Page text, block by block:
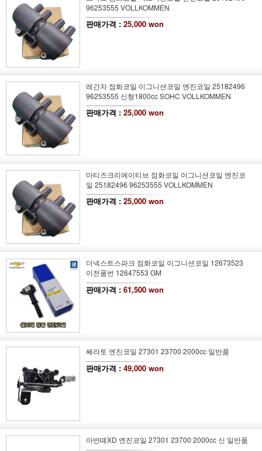
96253555 VOLLKOMMEN
판매가격 : 25,000 won
레간자 점화코일 이그니션코일 엔진코일 25182496
96253555 신형1800cc SOHC VOLLKOMMEN
판매가격 : 25,000 won
마티즈크리에이티브 점화코일 이그니션코일 엔진코
일 25182496 96253555 VOLLKOMMEN
판매가격 : 25,000 won
더넥스트스파크 점화코일 이그니션코일 12673523
이전품번 12647553 GM
판매가격 : 61,500 won
쎄라토 엔진코일 27301 23700 2000cc 일반품
판매가격 : 49,000 won
아반떼XD 엔진코일 27301 23700 2000cc 신 일반품